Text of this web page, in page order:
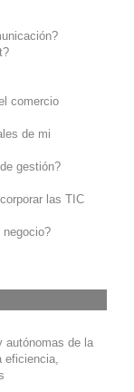
comercio
de mi
gestión?
las TIC
autónomas de la
eficiencia,